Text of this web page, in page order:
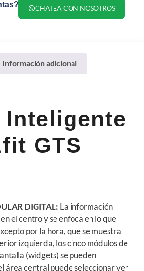
CHATEA CON NOSOTROS
Información adicional
Inteligente
GTS
DIGITAL: La información
el centro y se enfoca en lo que
por la hora, que se muestra
izquierda, los cinco módulos de
(widgets) se pueden
área central puede seleccionar ver